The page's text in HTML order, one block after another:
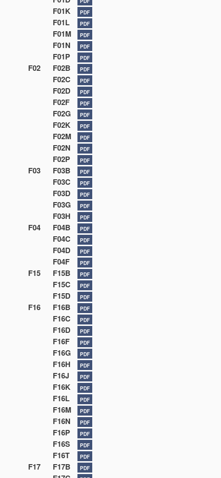
F01K PDF
F01L PDF
F01M PDF
F01N PDF
F01P PDF
F02 F02B PDF
F02C PDF
F02D PDF
F02F PDF
F02G PDF
F02K PDF
F02M PDF
F02N PDF
F02P PDF
F03 F03B PDF
F03C PDF
F03D PDF
F03G PDF
F03H PDF
F04 F04B PDF
F04C PDF
F04D PDF
F04F PDF
F15 F15B PDF
F15C PDF
F15D PDF
F16 F16B PDF
F16C PDF
F16D PDF
F16F PDF
F16G PDF
F16H PDF
F16J PDF
F16K PDF
F16L PDF
F16M PDF
F16N PDF
F16P PDF
F16S PDF
F16T PDF
F17 F17B PDF